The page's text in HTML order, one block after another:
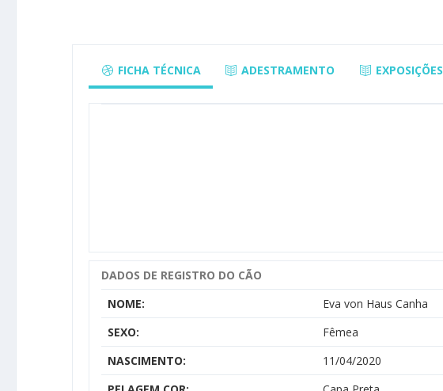
FICHA TÉCNICA ADESTRAMENTO EXPOSIÇÕES
DADOS DE REGISTRO DO CÃO
NOME:
Eva von Haus Canha
SEXO:
Fêmea
NASCIMENTO:
11/04/2020